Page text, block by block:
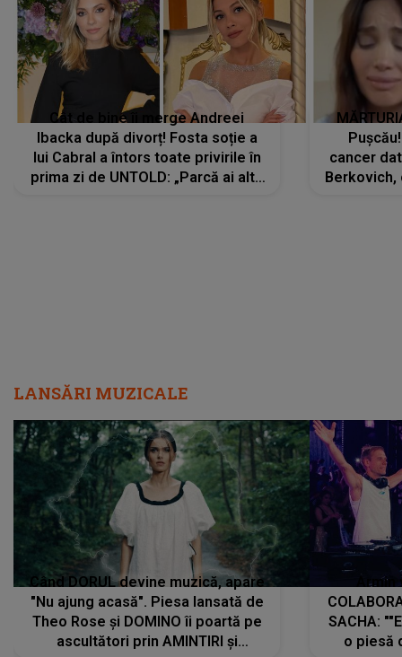
Cât de bine îi merge Andreei
Ibacka după divorț! Fosta soție a
lui Cabral a întors toate privirile în
prima zi de UNTOLD: „Parcă ai altă
cancer
Berkovich,
LANSĂRI MUZICALE
Când DORUL devine muzică, apare
"Nu ajung acasă". Piesa lansată de
Theo Rose și DOMINO îi poartă pe
ascultători prin AMINTIRI și
SACHA:
o piesă